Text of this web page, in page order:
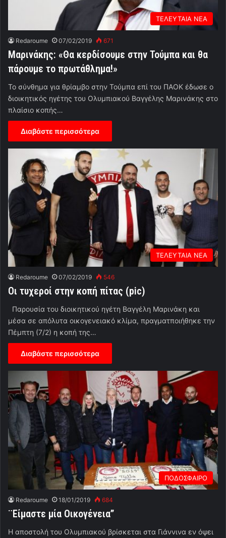
ΤΕΛΕΥΤΑΙΑ ΝΕΑ
Redaroume 07/02/2019 671
Μαρινάκης: «Θα κερδίσουμε στην Τούμπα και θα
πάρουμε το πρωτάθλημα!»
Το σύνθημα για θρίαμβο στην Τούμπα επί του ΠΑΟΚ έδωσε ο
διοικητικός ηγέτης του Ολυμπιακού Βαγγέλης Μαρινάκης στο
πλαίσιο κοπής…
Διαβάστε περισσότερα
ΤΕΛΕΥΤΑΙΑ ΝΕΑ
Redaroume 07/02/2019 546
Οι τυχεροί στην κοπή πίτας (pic)
Παρουσία του διοικητικού ηγέτη Βαγγέλη Μαρινάκη και
μέσα σε απόλυτα οικογενειακό κλίμα, πραγματποιήθηκε την
Πέμπτη (7/2) η κοπή της…
Διαβάστε περισσότερα
ΠΟΔΟΣΦΑΙΡΟ
Redaroume 18/01/2019 684
¨Είμαστε μία Οικογένεια”
Η αποστολή του Ολυμπιακού βρίσκεται στα Γιάννινα εν όψει